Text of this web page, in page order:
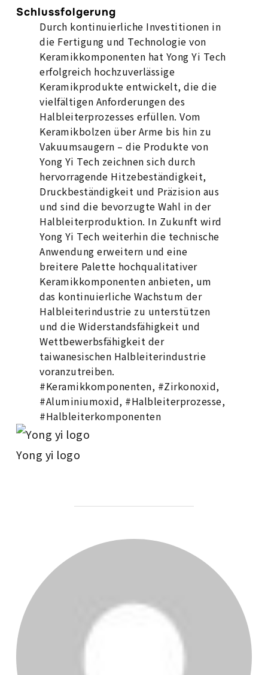
Schlussfolgerung
Durch kontinuierliche Investitionen in
die Fertigung und Technologie von
Keramikkomponenten hat Yong Yi Tech
erfolgreich hochzuverlässige
Keramikprodukte entwickelt, die die
vielfältigen Anforderungen des
Halbleiterprozesses erfüllen. Vom
Keramikbolzen über Arme bis hin zu
Vakuumsaugern – die Produkte von
Yong Yi Tech zeichnen sich durch
hervorragende Hitzebeständigkeit,
Druckbeständigkeit und Präzision aus
und sind die bevorzugte Wahl in der
Halbleiterproduktion. In Zukunft wird
Yong Yi Tech weiterhin die technische
Anwendung erweitern und eine
breitere Palette hochqualitativer
Keramikkomponenten anbieten, um
das kontinuierliche Wachstum der
Halbleiterindustrie zu unterstützen
und die Widerstandsfähigkeit und
Wettbewerbsfähigkeit der
taiwanesischen Halbleiterindustrie
voranzutreiben.
#Keramikkomponenten, #Zirkonoxid,
#Aluminiumoxid, #Halbleiterprozesse,
#Halbleiterkomponenten
Yong yi logo
BEITRAGSAUTOR